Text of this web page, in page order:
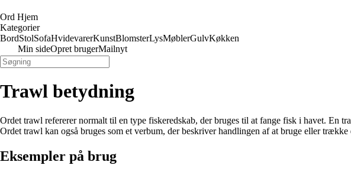
Ord Hjem
Kategorier
BordStolSofaHvidevarerKunstBlomsterLysMøblerGulvKøkken
Min sideOpret brugerMailnyt
Trawl betydning
Ordet trawl refererer normalt til en type fiskeredskab, der bruges til at fange fisk i havet. En
Ordet trawl kan også bruges som et verbum, der beskriver handlingen af at bruge eller
Eksempler på brug